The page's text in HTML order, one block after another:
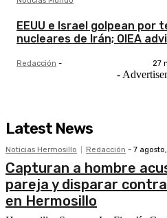
EEUU e Israel golpean
nucleares de Irán; OIEA
Redacción - 27
-
Latest News
Noticias Hermosillo Redacción - 7
Capturan a hombre
pareja y disparar
en Hermosillo